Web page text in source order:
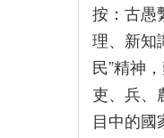
按：古愚
理、新知
民”精神
吏、兵、
目中的國